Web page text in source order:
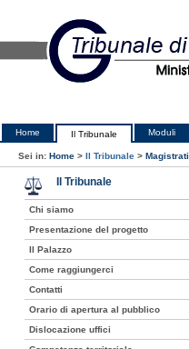
Home Il Tribunale Moduli
Sei in: Home > Il Tribunale > Magistrati
Il Tribunale
Chi siamo
Presentazione del progetto
Il Palazzo
Come raggiungerci
Contatti
Orario di apertura al pubblico
Dislocazione uffici